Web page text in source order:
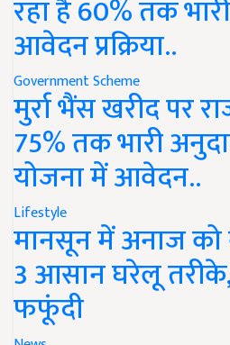
रहा है 60% तक
आवेदन प्रक्रिया..
Government Scheme
मुर्रा भैंस खरीद पर
75% तक भारी
योजना में आवेदन..
Lifestyle
मानसून में अनाज
3 आसान घरेलू
फफूंदी